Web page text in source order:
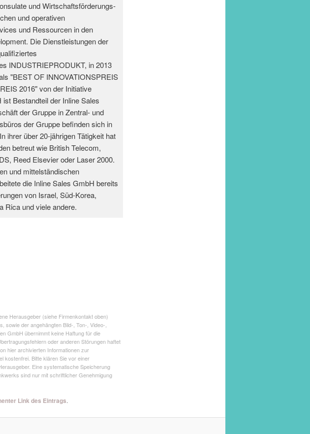
und Wirtschaftsförderungs-
und operativen
und Ressourcen in den
Die Dienstleistungen der
INDUSTRIEPRODUKT, in 2013
"BEST OF INNOVATIONSPREIS
2016" von der Initiative
Bestandteil der Inline Sales
der Gruppe in Zentral- und
der Gruppe befinden sich in
ihrer über 20-jährigen Tätigkeit hat
betreut wie British Telecom,
Reed Elsevier oder Laser 2000.
und mittelständischen
die Inline Sales GmbH bereits
von Israel, Süd-Korea,
Rica und viele andere.
Herausgeber (siehe Firmenkontakt oben)
sowie der angehängten Bild-, Ton-, Video-,
GmbH übernimmt keine Haftung für die
oder anderen Störungen haftet
hier archivierten Informationen zur
kostenfrei. Bitte klären Sie vor einer
Eine systematische Speicherung
sind nur mit schriftlicher Genehmigung
Link des Eintrags.